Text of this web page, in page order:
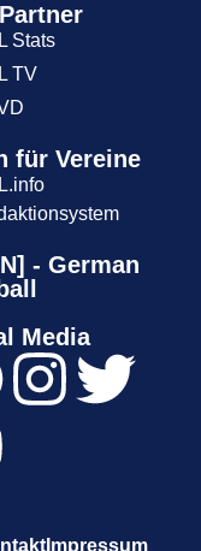
Stats
TV
für Vereine
- German
Media
Impressum